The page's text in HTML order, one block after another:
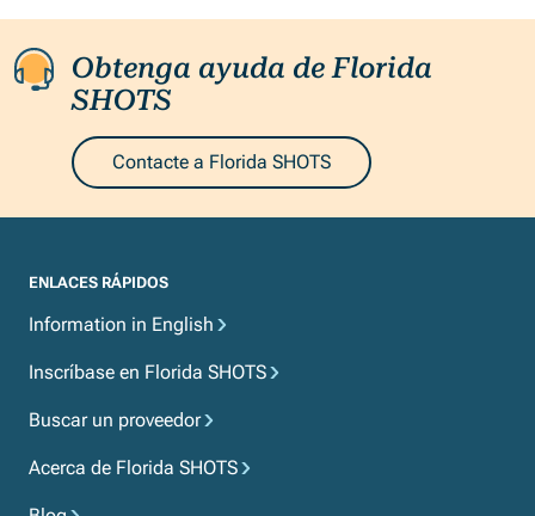
Obtenga ayuda de Florida
SHOTS
Contacte a Florida SHOTS
ENLACES RÁPIDOS
Information in English
Inscríbase en Florida SHOTS
Buscar un proveedor
Acerca de Florida SHOTS